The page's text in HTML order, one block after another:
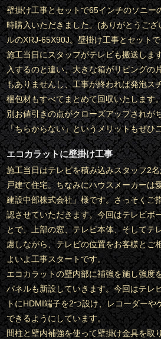
壁掛け工事とセットで65インチのソニー
時購入いただきました。(ありがとうご
ルのXRJ-65X90J。壁掛け工事とセット
施工当日にスタッフがテレビも搬送しま
入するのと違い、大きな箱がリビングの
もありませんし、工事が終われば発泡ス
梱包材もすべてまとめて回収いたします
別お値引きの点がクローズアップされが
「ちらからない」というメリットもぜひ
エコカラットに壁掛け工事
施工当日はテレビを積み込みスタッフ2
戸建て住宅。ちなみにハウスメーカーは
建設中部株式会社」様です。さっそくご
認させていただきます。今回はテレビボ
とで、上部の窓、テレビ本体、そしてテ
慮しながら、テレビの位置をお客様とご
よいよ工事スタートです。
エコカラットの壁内部に補強を施し強度
パネルも新設していきます。今回はテレ
トにHDMI端子を2つ設け、レコーダーや
できるようにしています。
間柱と壁内補強を使って壁掛け金具を取